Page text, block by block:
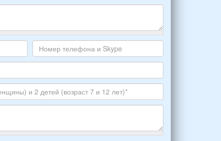
Номер
и
Skype